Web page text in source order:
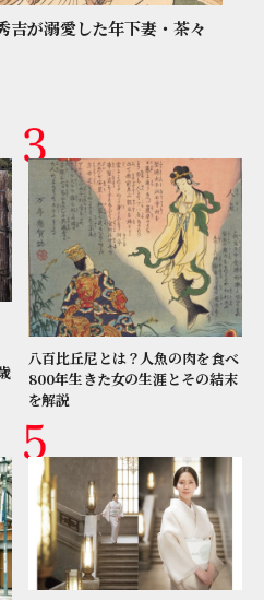
吉が溺愛した年下妻・茶々
八百比丘尼とは？人魚の肉を食べ
800年生きた女の生涯とその結末
を解説